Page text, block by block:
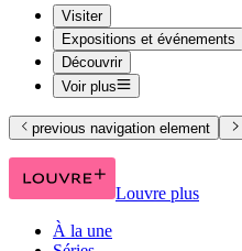
Visiter
Expositions et événements
Découvrir
Voir plus
previous navigation element
Louvre plus
À la une